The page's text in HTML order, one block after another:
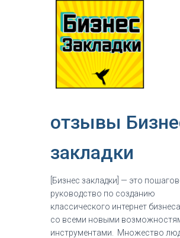
отзывы
закладки
[Бизнес закладки] — это
руководство по созданию
классического интернет
со всеми новыми
инструментами. Множество